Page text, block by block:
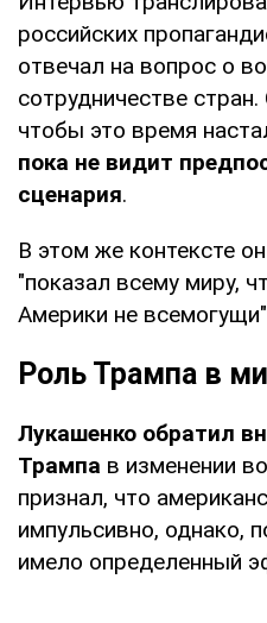
российских
отвечал на вопрос о
сотрудничестве
чтобы это время
пока не видит
сценария.
В этом же контексте
"показал всему миру,
Америки не
Роль Трампа в
Лукашенко обратил
Трампа в изменении
признал, что
импульсивно, однако,
имело определенный